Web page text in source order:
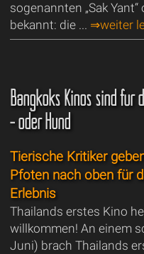
sogenannten „Sak
bekannt: die ... ⇒weiter
Bangkoks Kinos sind für
- oder Hund
Tierische Kritiker
Pfoten nach oben für
Erlebnis
Thailands erstes Kino
willkommen! An einem
Juni) brach Thailands